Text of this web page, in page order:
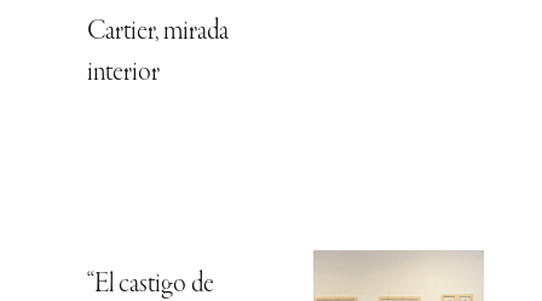
Cartier, mirada
interior
“El castigo de